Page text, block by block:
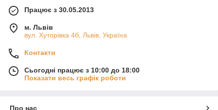
Працює з 30.05.2013
м. Львів
вул. Хуторівка 4б, Львів, Україна
Контакти
Сьогодні працює з 10:00 до 18:00
Показати весь графік роботи
Про нас